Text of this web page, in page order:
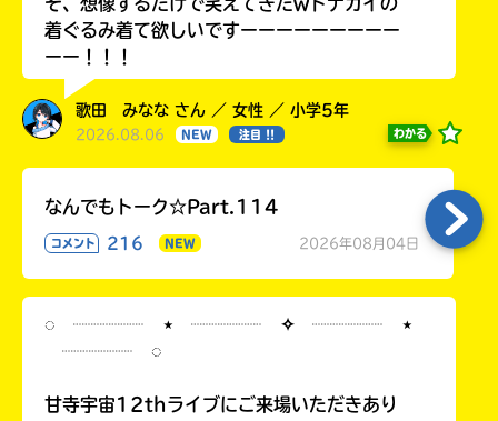
そ、想像するだけで笑えてきたwトナカイの
着ぐるみ着て欲しいですーーーーーーーーー
ーー！！！
歌田 みなな さん ／ 女性 ／ 小学5年
2026.08.06 NEW 注目 !! わかる
なんでもトーク☆Part.114
コメント 216 NEW 2026年08月04日
◌ ┈┈┈┈ ⋆ ┈┈┈┈ ✧ ┈┈┈┈ ⋆
┈┈┈┈ ◌
甘寺宇宙12thライブにご来場いただきあり